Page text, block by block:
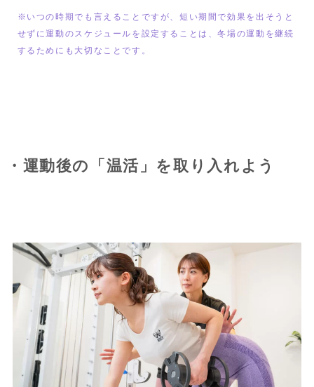
※いつの時期でも言えることですが、短い期間で効果を出そうと
せずに運動のスケジュールを設定することは、冬場の運動を継続
するためにも大切なことです。
・運動後の「温活」を取り入れよう